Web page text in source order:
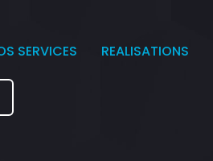
SERVICES REALISATIONS